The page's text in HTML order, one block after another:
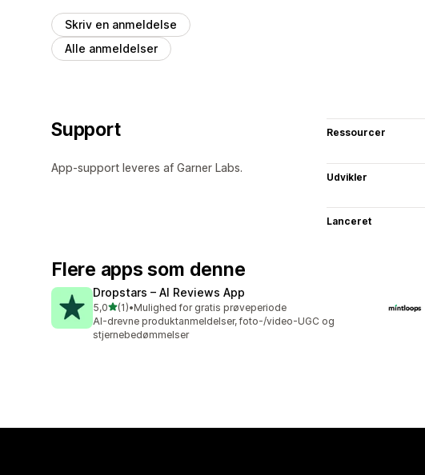
Skriv en anmeldelse
Alle anmeldelser
Support
App-support leveres af Garner Labs.
Ressourcer
Udvikler
Lanceret
Flere apps som denne
Dropstars – AI Reviews App
5,0ud af 5 stjerner
(1)
1 anmeldelser i alt
•Mulighed for gratis prøveperiode
AI-drevne produktanmeldelser, foto-/video-UGC og
stjernebedømmelser